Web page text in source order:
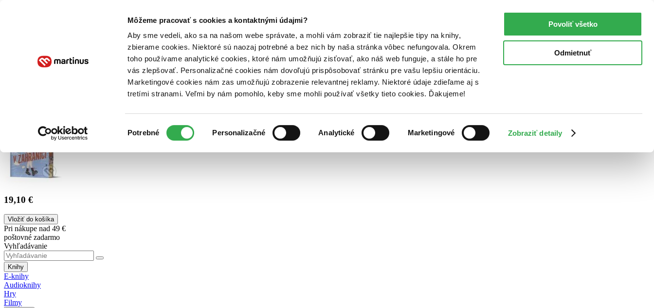
Môžeme pracovať s cookies a kontaktnými údajmi?
Aby sme vedeli, ako sa na našom webe správate, a mohli vám zobraziť tie najlepšie tipy na knihy,
zbierame cookies. Niektoré sú naozaj potrebné a bez nich by naša stránka vôbec nefungovala. Okrem
toho používame analytické cookies, ktoré nám umožňujú zisťovať, ako náš web funguje, a stále ho pre
vás zlepšovať. Personalizačné cookies nám dovoľujú prispôsobovať stránku pre vašu lepšiu orientáciu.
Marketingové cookies nám zas umožňujú zobrazenie relevantnej reklamy. Niektoré údaje zdieľame aj s
tretími stranami. Veľmi by nám pomohlo, keby sme mohli používať všetky tieto cookies. Ďakujeme!
súhlasu
Potrebné Personalizačné Analytické Marketingové Zobraziť detaily
Povoliť všetko
Odmietnuť
Poukážky Kontakt
19,10 €
Vložiť do košíka
Pri nákupe nad 49 €
poštovné zadarmo
Vyhľadávanie
Knihy
E-knihy
Audioknihy
Hry
Filmy